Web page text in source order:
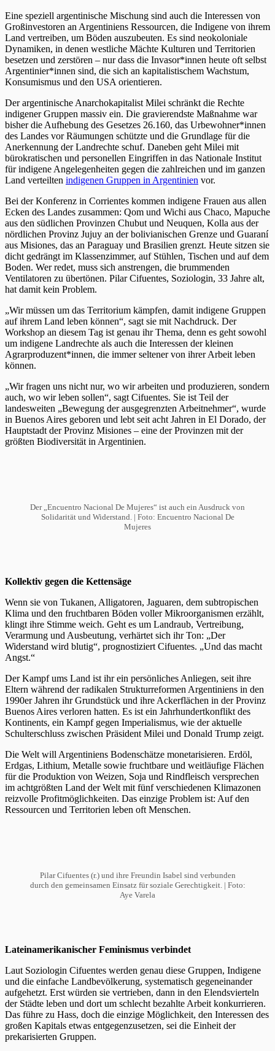
Eine speziell argentinische Mischung sind auch die Interessen von
Großinvestoren an Argentiniens Ressourcen, die Indigene von ihrem
Land vertreiben, um Böden auszubeuten. Es sind neokoloniale
Dynamiken, in denen westliche Mächte Kulturen und Territorien
besetzen und zerstören – nur dass die Invasor*innen heute oft selbst
Argentinier*innen sind, die sich an kapitalistischem Wachstum,
Konsumismus und den USA orientieren.
Der argentinische Anarchokapitalist Milei schränkt die Rechte
indigener Gruppen massiv ein. Die gravierendste Maßnahme war
bisher die Aufhebung des Gesetzes 26.160, das Urbewohner*innen
des Landes vor Räumungen schützte und die Grundlage für die
Anerkennung der Landrechte schuf. Daneben geht Milei mit
bürokratischen und personellen Eingriffen in das Nationale Institut
für indigene Angelegenheiten gegen die zahlreichen und im ganzen
Land verteilten indigenen Gruppen in Argentinien vor.
Bei der Konferenz in Corrientes kommen indigene Frauen aus allen
Ecken des Landes zusammen: Qom und Wichi aus Chaco, Mapuche
aus den südlichen Provinzen Chubut und Neuquen, Kolla aus der
nördlichen Provinz Jujuy an der bolivianischen Grenze und Guaraní
aus Misiones, das an Paraguay und Brasilien grenzt. Heute sitzen sie
dicht gedrängt im Klassenzimmer, auf Stühlen, Tischen und auf dem
Boden. Wer redet, muss sich anstrengen, die brummenden
Ventilatoren zu übertönen. Pilar Cifuentes, Soziologin, 33 Jahre alt,
hat damit kein Problem.
„Wir müssen um das Territorium kämpfen, damit indigene Gruppen
auf ihrem Land leben können“, sagt sie mit Nachdruck. Der
Workshop an diesem Tag ist genau ihr Thema, denn es geht sowohl
um indigene Landrechte als auch die Interessen der kleinen
Agrarproduzent*innen, die immer seltener von ihrer Arbeit leben
können.
„Wir fragen uns nicht nur, wo wir arbeiten und produzieren, sondern
auch, wo wir leben sollen“, sagt Cifuentes. Sie ist Teil der
landesweiten „Bewegung der ausgegrenzten Arbeitnehmer“, wurde
in Buenos Aires geboren und lebt seit acht Jahren in El Dorado, der
Hauptstadt der Provinz Misiones – eine der Provinzen mit der
größten Biodiversität in Argentinien.
Der „Encuentro Nacional De Mujeres“ ist auch ein Ausdruck von
Solidarität und Widerstand. | Foto: Encuentro Nacional De
Mujeres
Kollektiv gegen die Kettensäge
Wenn sie von Tukanen, Alligatoren, Jaguaren, dem subtropischen
Klima und den fruchtbaren Böden voller Mikroorganismen erzählt,
klingt ihre Stimme weich. Geht es um Landraub, Vertreibung,
Verarmung und Ausbeutung, verhärtet sich ihr Ton: „Der
Widerstand wird blutig“, prognostiziert Cifuentes. „Und das macht
Angst.“
Der Kampf ums Land ist ihr ein persönliches Anliegen, seit ihre
Eltern während der radikalen Strukturreformen Argentiniens in den
1990er Jahren ihr Grundstück und ihre Ackerflächen in der Provinz
Buenos Aires verloren hatten. Es ist ein Jahrhundertkonflikt des
Kontinents, ein Kampf gegen Imperialismus, wie der aktuelle
Schulterschluss zwischen Präsident Milei und Donald Trump zeigt.
Die Welt will Argentiniens Bodenschätze monetarisieren. Erdöl,
Erdgas, Lithium, Metalle sowie fruchtbare und weitläufige Flächen
für die Produktion von Weizen, Soja und Rindfleisch versprechen
im achtgrößten Land der Welt mit fünf verschiedenen Klimazonen
reizvolle Profitmöglichkeiten. Das einzige Problem ist: Auf den
Ressourcen und Territorien leben oft Menschen.
Pilar Cifuentes (r.) und ihre Freundin Isabel sind verbunden
durch den gemeinsamen Einsatz für soziale Gerechtigkeit. | Foto:
Aye Varela
Lateinamerikanischer Feminismus verbindet
Laut Soziologin Cifuentes werden genau diese Gruppen, Indigene
und die einfache Landbevölkerung, systematisch gegeneinander
aufgehetzt. Erst würden sie vertrieben, dann in den Elendsvierteln
der Städte leben und dort um schlecht bezahlte Arbeit konkurrieren.
Das führe zu Hass, doch die einzige Möglichkeit, den Interessen des
großen Kapitals etwas entgegenzusetzen, sei die Einheit der
prekarisierten Gruppen.